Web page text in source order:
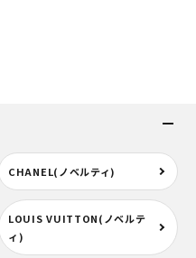
CHANEL(ノベルティ)
LOUIS VUITTON(ノベルテ
ィ)